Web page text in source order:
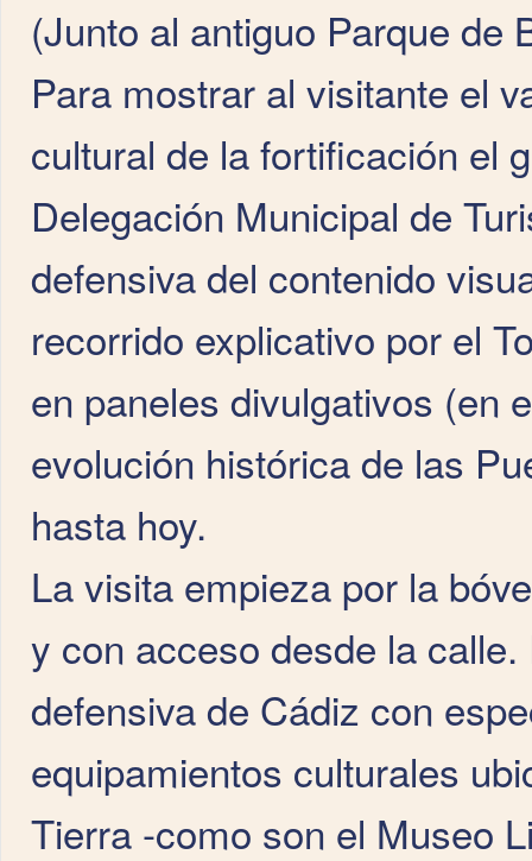
(Junto al antiguo Parque de
Para mostrar al visitante el
cultural de la fortificación el
Delegación Municipal de
defensiva del contenido
recorrido explicativo por el
en paneles divulgativos (en
evolución histórica de las
hasta hoy.
La visita empieza por la
y con acceso desde la
defensiva de Cádiz con
equipamientos culturales
Tierra -como son el Museo